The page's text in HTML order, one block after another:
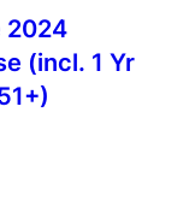
2024
(incl. 1 Yr